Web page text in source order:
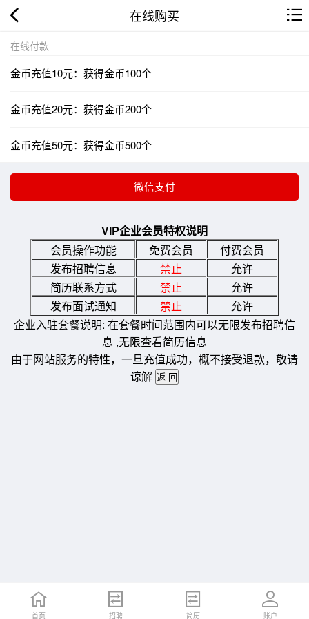
在线购买
在线付款
金币充值10元：获得金币100个
金币充值20元：获得金币200个
金币充值50元：获得金币500个
VIP企业会员特权说明
会员操作功能
免费会员
付费会员
发布招聘信息
禁止
允许
简历联系方式
禁止
允许
发布面试通知
禁止
允许
企业入驻套餐说明: 在套餐时间范围内可以无限发布招聘信
息 ,无限查看简历信息
由于网站服务的特性，一旦充值成功，概不接受退款，敬请
谅解
首页 招聘 简历 账户